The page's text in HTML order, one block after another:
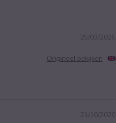
25/03/2025
Origineel bekijken
21/10/2020